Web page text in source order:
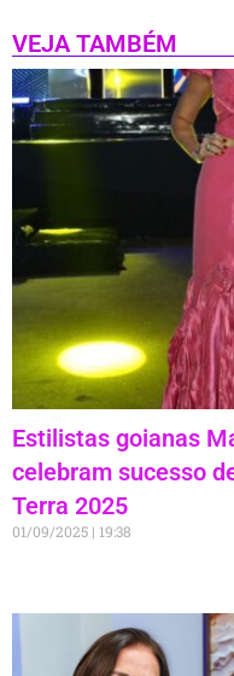
VEJA TAMBÉM
Estilistas goianas
celebram sucesso
Terra 2025
01/09/2025 19:38